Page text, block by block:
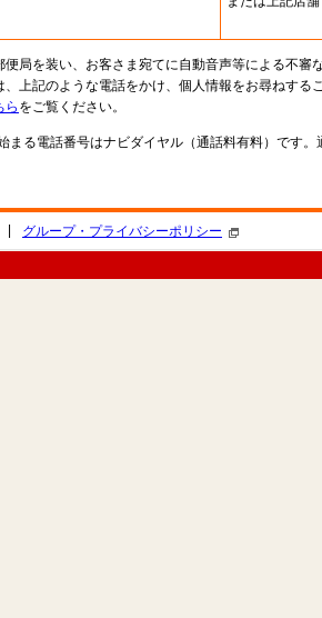
便局を装い、お客さま宛てに自動音声等による不審
、上記のような電話をかけ、個人情報をお尋ねする
ら をご覧ください。
まる電話番号はナビダイヤル（通話料有料）です
グループ・プライバシーポリシー